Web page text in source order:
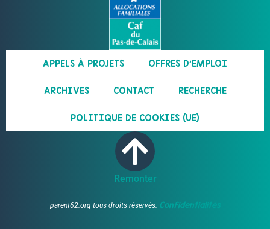
APPELS À PROJETS OFFRES D’EMPLOI
ARCHIVES CONTACT RECHERCHE
POLITIQUE DE COOKIES (UE)
Remonter
parent62.org tous droits réservés. Confidentialités